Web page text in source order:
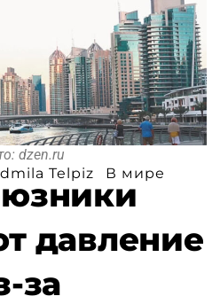
dzen.ru
Telpiz В мире
давление
за